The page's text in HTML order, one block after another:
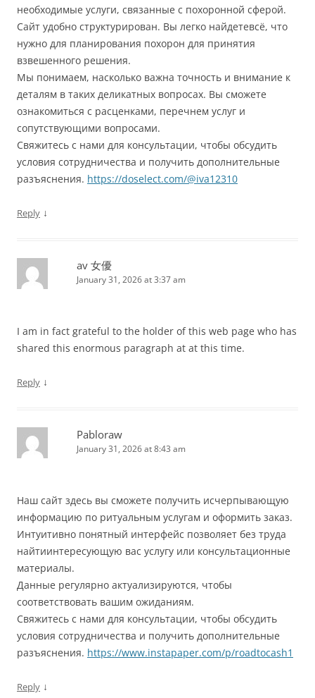
необходимые услуги, связанные с похоронной сферой.
Сайт удобно структурирован. Вы легко найдетевсё, что
нужно для планирования похорон для принятия
взвешенного решения.
Мы понимаем, насколько важна точность и внимание к
деталям в таких деликатных вопросах. Вы сможете
ознакомиться с расценками, перечнем услуг и
сопутствующими вопросами.
Свяжитесь с нами для консультации, чтобы обсудить
условия сотрудничества и получить дополнительные
разъяснения. https://doselect.com/@iva12310
Reply ↓
av 女優
January 31, 2026 at 3:37 am
I am in fact grateful to the holder of this web page who has
shared this enormous paragraph at at this time.
Reply ↓
Pabloraw
January 31, 2026 at 8:43 am
Наш сайт здесь вы сможете получить исчерпывающую
информацию по ритуальным услугам и оформить заказ.
Интуитивно понятный интерфейс позволяет без труда
найтиинтересующую вас услугу или консультационные
материалы.
Данные регулярно актуализируются, чтобы
соответствовать вашим ожиданиям.
Свяжитесь с нами для консультации, чтобы обсудить
условия сотрудничества и получить дополнительные
разъяснения. https://www.instapaper.com/p/roadtocash1
Reply ↓